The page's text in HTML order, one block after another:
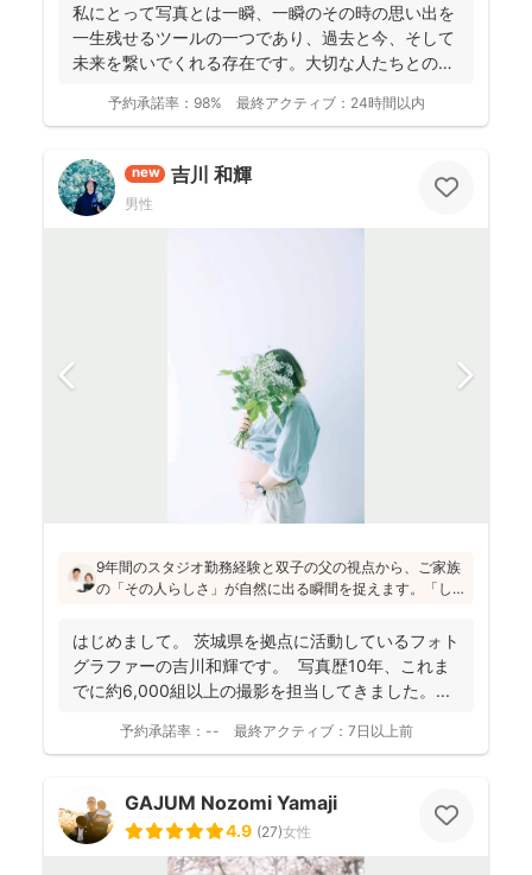
私にとって写真とは一瞬、一瞬のその時の思い出を
一生残せるツールの一つであり、過去と今、そして
未来を繋いでくれる存在です。大切な人たちとの写
予約承諾率： 98% 最終アクティブ： 24時間以内
new 吉川 和輝
男性
9年間のスタジオ勤務経験と双子の父の視点から、ご家族
の「その人らしさ」が自然に出る瞬間を捉えます。「し
ても「楽しかった！」と気持ちがよみがえる写真を残す
ことを、心がけて活動されていらっしゃいます！
はじめまして。 茨城県を拠点に活動しているフォト
グラファーの吉川和輝です。 写真歴10年、これま
でに約6,000組以上の撮影を担当してきました。 ...
予約承諾率： -- 最終アクティブ： 7日以上前
GAJUM Nozomi Yamaji
4.9 (27)女性